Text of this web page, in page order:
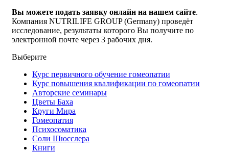
Вы можете подать заявку онлайн на нашем сайте.
Компания NUTRILIFE GROUP (Germany) проведёт
исследование, результаты которого Вы получите по
электронной почте через 3 рабочих дня.
Выберите
Курс первичного обучение гомеопатии
Курс повышения квалификации по гомеопатии
Авторские семинары
Цветы Баха
Круги Мира
Гомеопатия
Психосоматика
Соли Шюсслера
Книги